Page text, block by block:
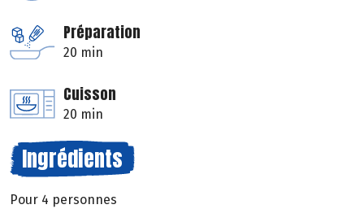
Préparation
20 min
Cuisson
20 min
Ingrédients
Pour 4 personnes